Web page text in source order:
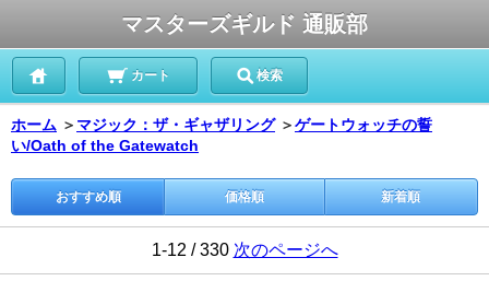
マスターズギルド 通販部
カート 検索
ホーム ＞ マジック：ザ・ギャザリング ＞ゲートウォッチの誓
い/Oath of the Gatewatch
おすすめ順 価格順 新着順
1-12 / 330 次のページへ